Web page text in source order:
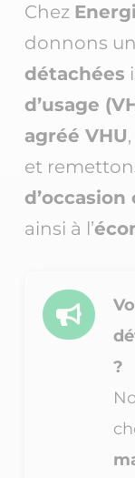
Chez
donnons
détachées
d’usage
agréé VHU
et
ainsi à l’

?